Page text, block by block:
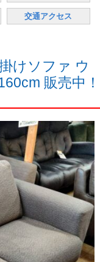
交通アクセス
けソファ ウ
販売中！